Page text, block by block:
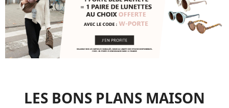
LES BONS PLANS MAISON